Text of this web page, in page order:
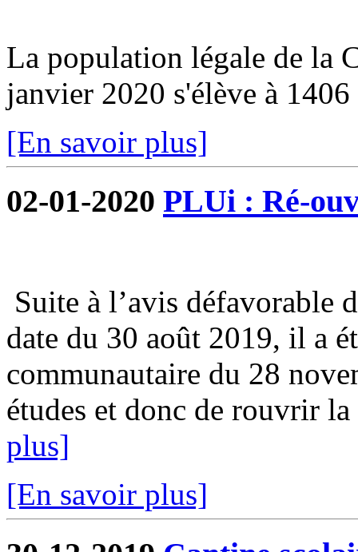
La population légale de la
janvier 2020 s'élève à
[En savoir plus]
02-01-2020 PLUi : Ré-
Suite à l’avis défavorable
date du 30 août 2019, il a
communautaire du 28
études et donc de rouvrir
plus]
[En savoir plus]